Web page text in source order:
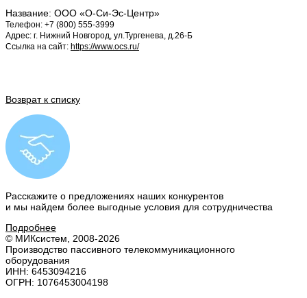
Название: ООО «О-Си-Эс-Центр»
Телефон: +7 (800) 555-3999
Адрес: г. Нижний Новгород, ул.Тургенева, д.26-Б
Ссылка на сайт: https://www.ocs.ru/
Возврат к списку
Расскажите о предложениях наших конкурентов
и мы найдем более выгодные условия для сотрудничества
Подробнее
© МИКсистем, 2008-2026
Производство пассивного телекоммуникационного
оборудования
ИНН: 6453094216
ОГРН: 1076453004198